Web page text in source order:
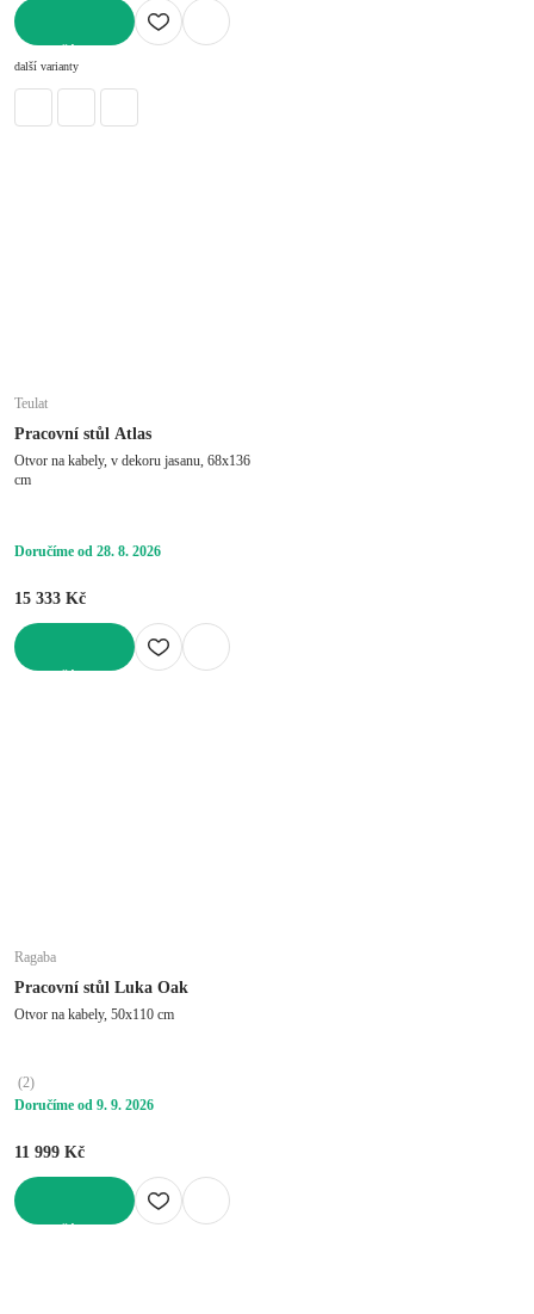
další varianty
Teulat
Pracovní stůl Atlas
Otvor na kabely, v dekoru jasanu, 68x136
cm
Doručíme od 28. 8. 2026
15 333 Kč
Ragaba
Pracovní stůl Luka Oak
Otvor na kabely, 50x110 cm
(2)
Doručíme od 9. 9. 2026
11 999 Kč